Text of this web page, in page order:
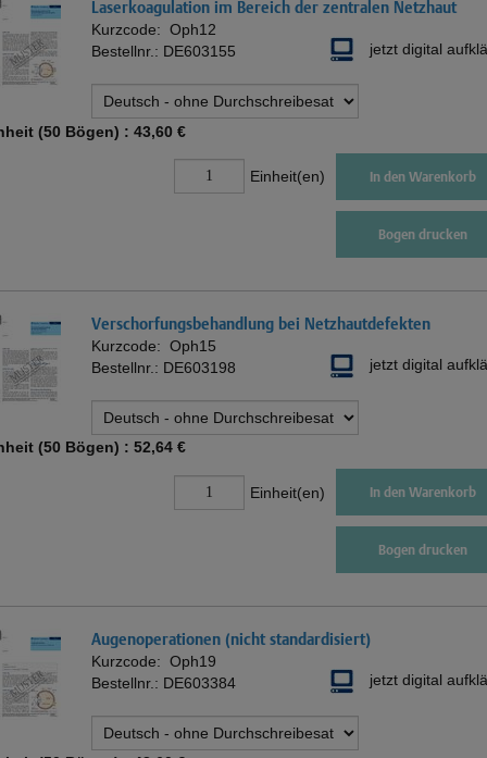
Laserkoagulation im Bereich der zentralen Netzhaut
Kurzcode: Oph12
Bestellnr.: DE603155 jetzt digital
(50 Bögen) : 43,60 €
Einheit(en) In den Warenkorb
Bogen drucken
Verschorfungsbehandlung bei Netzhautdefekten
Kurzcode: Oph15
Bestellnr.: DE603198 jetzt digital
(50 Bögen) : 52,64 €
Einheit(en) In den Warenkorb
Bogen drucken
Augenoperationen (nicht standardisiert)
Kurzcode: Oph19
Bestellnr.: DE603384 jetzt digital